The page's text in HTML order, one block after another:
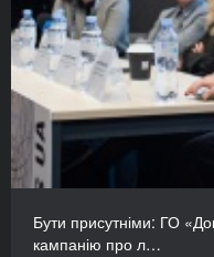
Бути присутніми: ГО
кампанію про л…